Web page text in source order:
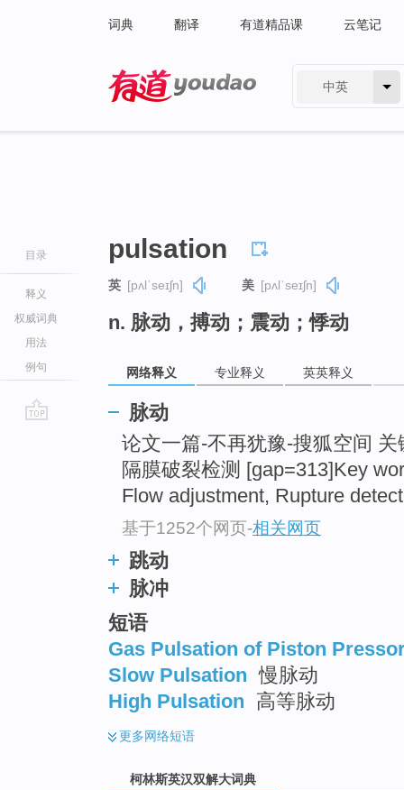
词典 翻译 有道精品课 云笔记
中英
目录
释义
权威词典
用法
例句
pulsation
英 [pʌlˈseɪʃn] 美 [pʌlˈseɪʃn]
n. 脉动，搏动；震动；悸动
网络释义 专业释义 英英释义
脉动
论文一篇-不再犹豫-搜狐空间
隔膜破裂检测 [gap=313]Key
Flow adjustment, Rupture
基于1252个网页-相关网页
跳动
脉冲
短语
Gas Pulsation of Piston
Slow Pulsation 慢脉动
High Pulsation 高等脉动
更多网络短语
柯林斯英汉双解大词典